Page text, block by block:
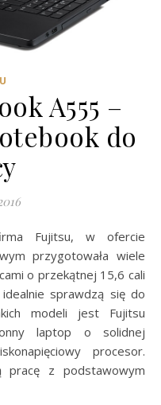
A555 –
do
przygotowała wiele
o przekątnej 15,6 cali
sprawdzą się do
modeli jest Fujitsu
laptop o solidnej
procesor.
pracę z podstawowym